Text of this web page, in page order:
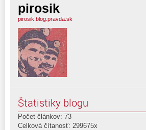
pirosik
pirosik.blog.pravda.sk
Štatistiky blogu
Počet článkov: 73
Celková čítanosť: 299675x